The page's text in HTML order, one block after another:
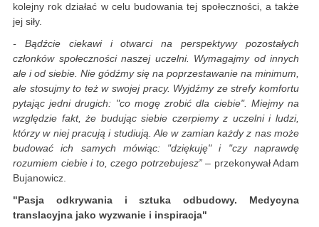
kolejny rok działać w celu budowania tej społeczności, a także
jej siły.
- Bądźcie ciekawi i otwarci na perspektywy pozostałych
członków społeczności naszej uczelni. Wymagajmy od innych
ale i od siebie. Nie gódźmy się na poprzestawanie na minimum,
ale stosujmy to też w swojej pracy. Wyjdźmy ze strefy komfortu
pytając jedni drugich: "co mogę zrobić dla ciebie". Miejmy na
względzie fakt, że budując siebie czerpiemy z uczelni i ludzi,
którzy w niej pracują i studiują. Ale w zamian każdy z nas może
budować ich samych mówiąc: "dziękuję" i "czy naprawdę
rozumiem ciebie i to, czego potrzebujesz”– przekonywał Adam
Bujanowicz.
"Pasja odkrywania i sztuka odbudowy. Medycyna
translacyjna jako wyzwanie i inspiracja"